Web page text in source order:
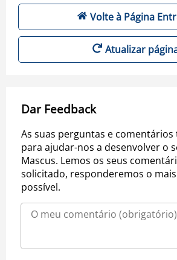
Volte à Página
Atualizar
Dar Feedback
As suas perguntas e
para ajudar-nos a desenvolver o
Mascus. Lemos os seus
solicitado, responderemos o
possível.